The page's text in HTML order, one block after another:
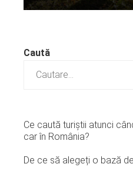
Caută
Ce caută turiștii atunci
car în România?
De ce să alegeți o bază